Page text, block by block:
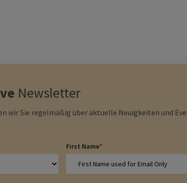
Newsletter
wir Sie regelmäßig über aktuelle Neuigkeiten und
First Name*